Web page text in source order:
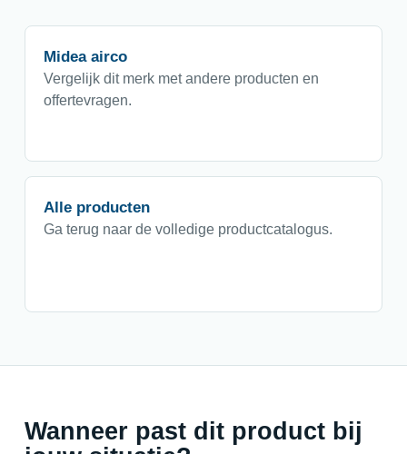
Midea airco
Vergelijk dit merk met andere producten en
offertevragen.
Alle producten
Ga terug naar de volledige productcatalogus.
Wanneer past dit product bij